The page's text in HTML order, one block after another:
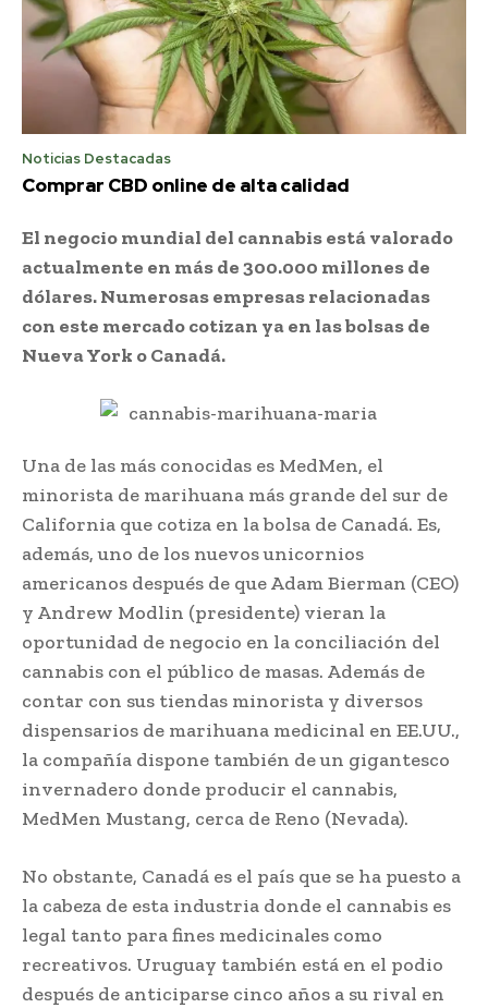
Noticias Destacadas
Comprar CBD online de alta calidad
El negocio mundial del cannabis está valorado
actualmente en más de 300.000 millones de
dólares. Numerosas empresas relacionadas
con este mercado cotizan ya en las bolsas de
Nueva York o Canadá.
Una de las más conocidas es MedMen, el
minorista de marihuana más grande del sur de
California que cotiza en la bolsa de Canadá. Es,
además, uno de los nuevos unicornios
americanos después de que Adam Bierman (CEO)
y Andrew Modlin (presidente) vieran la
oportunidad de negocio en la conciliación del
cannabis con el público de masas. Además de
contar con sus tiendas minorista y diversos
dispensarios de marihuana medicinal en EE.UU.,
la compañía dispone también de un gigantesco
invernadero donde producir el cannabis,
MedMen Mustang, cerca de Reno (Nevada).
No obstante, Canadá es el país que se ha puesto a
la cabeza de esta industria donde el cannabis es
legal tanto para fines medicinales como
recreativos. Uruguay también está en el podio
después de anticiparse cinco años a su rival en